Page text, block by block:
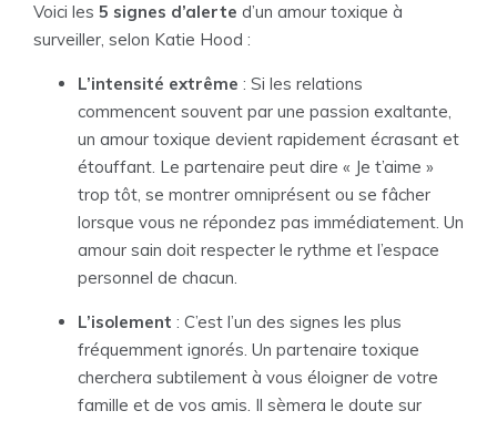
Voici les 5 signes d’alerte d’un amour toxique à
surveiller, selon Katie Hood :
L’intensité extrême : Si les relations
commencent souvent par une passion exaltante,
un amour toxique devient rapidement écrasant et
étouffant. Le partenaire peut dire « Je t’aime »
trop tôt, se montrer omniprésent ou se fâcher
lorsque vous ne répondez pas immédiatement. Un
amour sain doit respecter le rythme et l’espace
personnel de chacun.
L’isolement : C’est l’un des signes les plus
fréquemment ignorés. Un partenaire toxique
cherchera subtilement à vous éloigner de votre
famille et de vos amis. Il sèmera le doute sur